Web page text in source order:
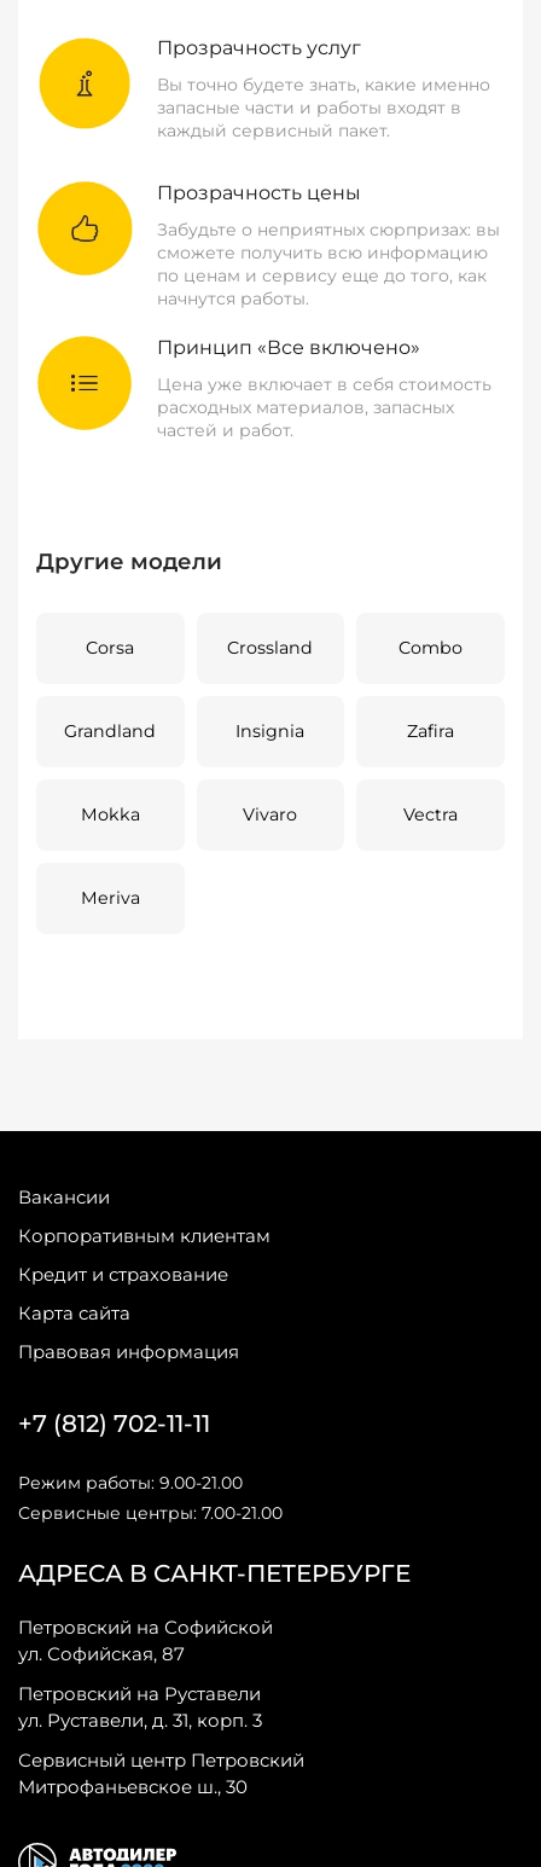
Прозрачность услуг
Вы точно будете знать, какие именно
запасные части и работы входят в
каждый сервисный пакет.
Прозрачность цены
Забудьте о неприятных сюрпризах: вы
сможете получить всю информацию
по ценам и сервису еще до того, как
начнутся работы.
Принцип «Все включено»
Цена уже включает в себя стоимость
расходных материалов, запасных
частей и работ.
Другие модели
Corsa Crossland Combo
Grandland Insignia Zafira
Mokka Vivaro Vectra
Meriva
Вакансии
Корпоративным клиентам
Кредит и страхование
Карта сайта
Правовая информация
АДРЕСА В САНКТ-ПЕТЕРБУРГЕ
Петровский на Софийской
ул. Софийская, 87
Петровский на Руставели
ул. Руставели, д. 31, корп. 3
Сервисный центр Петровский
Митрофаньевское ш., 30
+7 (812) 702-11-11
Режим работы: 9.00-21.00
Сервисные центры: 7.00-21.00